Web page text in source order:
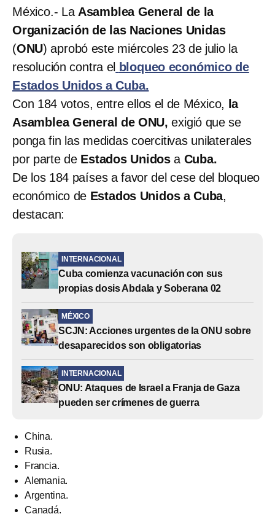
México.- La Asamblea General de la
Organización de las Naciones Unidas
(ONU) aprobó este miércoles 23 de julio la
resolución contra el bloqueo económico de
Estados Unidos a Cuba.
Con 184 votos, entre ellos el de México, la
Asamblea General de ONU,exigió que se
ponga fin las medidas coercitivas unilaterales
por parte de Estados Unidos a Cuba.
De los 184 países a favor del cese del bloqueo
económico de Estados Unidos a Cuba,
destacan:
INTERNACIONAL
Cuba comienza vacunación con sus
propias dosis Abdala y Soberana 02
MÉXICO
SCJN: Acciones urgentes de la ONU sobre
desaparecidos son obligatorias
INTERNACIONAL
ONU: Ataques de Israel a Franja de Gaza
pueden ser crímenes de guerra
China.
Rusia.
Francia.
Alemania.
Argentina.
Canadá.